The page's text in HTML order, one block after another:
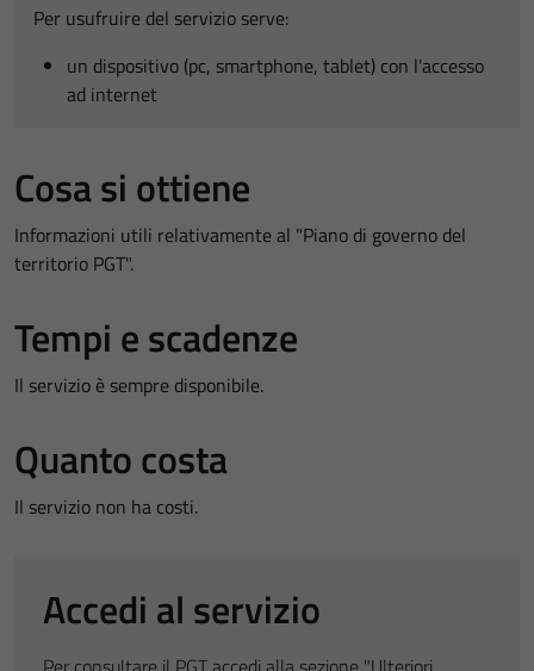
Per usufruire del servizio serve:
un dispositivo (pc, smartphone, tablet) con l'accesso
ad internet
Cosa si ottiene
Informazioni utili relativamente al "Piano di governo del
territorio PGT".
Tempi e scadenze
Il servizio è sempre disponibile.
Quanto costa
Il servizio non ha costi.
Accedi al servizio